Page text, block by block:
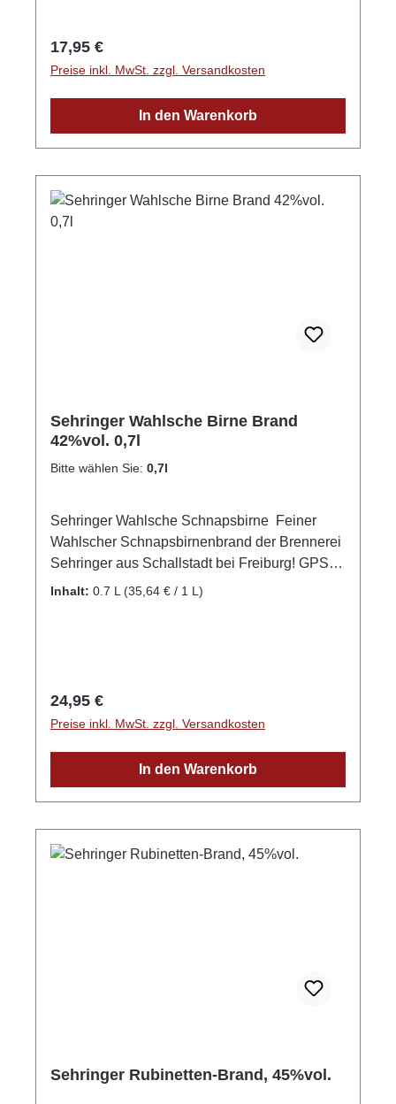
sehringer.de
Regulärer Preis:
17,95 €
Preise inkl. MwSt. zzgl. Versandkosten
In den Warenkorb
Sehringer Wahlsche Birne Brand
42%vol. 0,7l
Bitte wählen Sie: 0,7l
Sehringer Wahlsche Schnapsbirne Feiner
Wahlscher Schnapsbirnenbrand der Brennerei
Sehringer aus Schallstadt bei Freiburg! GPSR-
Informationen HerstellerFirma: Obsthof
Inhalt: 0.7 L (35,64 € / 1 L)
Regulärer Preis:
24,95 €
Preise inkl. MwSt. zzgl. Versandkosten
In den Warenkorb
Sehringer Rubinetten-Brand, 45%vol.